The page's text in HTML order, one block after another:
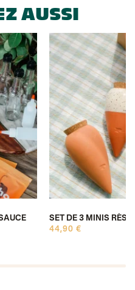
AUSSI
SET DE 3 MINIS
44,90 €